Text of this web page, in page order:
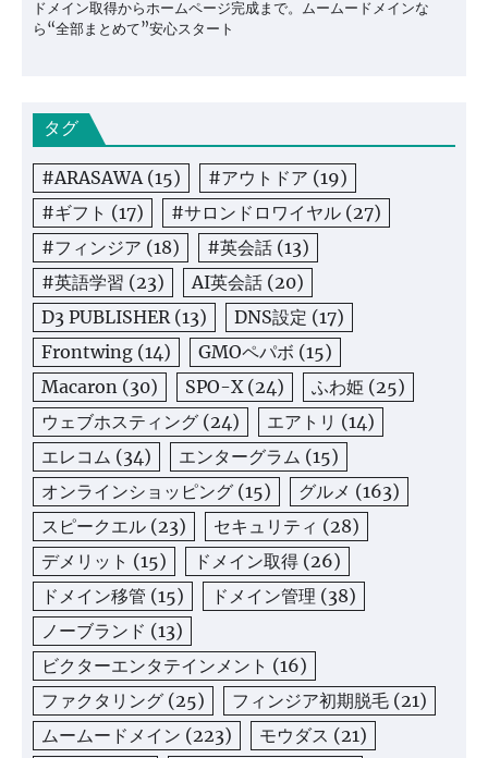
ドメイン取得からホームページ完成まで。ムームードメインな
ら“全部まとめて”安心スタート
タグ
#ARASAWA(15) #アウトドア (19)
#ギフト (17) #サロンドロワイヤル (27)
#フィンジア (18) #英会話 (13)
#英語学習 (23) AI英会話 (20)
D3 PUBLISHER(13) DNS設定 (17)
Frontwing (14) GMOペパボ (15)
Macaron (30) SPO-X(24) ふわ姫 (25)
ウェブホスティング (24) エアトリ (14)
エレコム (34) エンターグラム (15)
オンラインショッピング (15) グルメ (163)
スピークエル (23) セキュリティ (28)
デメリット (15) ドメイン取得 (26)
ドメイン移管 (15) ドメイン管理 (38)
ノーブランド (13)
ビクターエンタテインメント (16)
ファクタリング (25) フィンジア初期脱毛 (21)
ムームードメイン (223) モウダス (21)